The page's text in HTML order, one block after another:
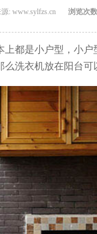
: www.sylfzs.cn 浏览次
都是小户型，小
洗衣机放在阳台可